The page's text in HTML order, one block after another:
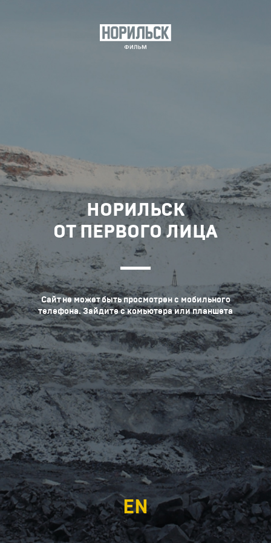
НОРИЛЬСК
ОТ ПЕРВОГО ЛИЦА
Сайт не может быть просмотрен с мобильного
телефона. Зайдите с комьютера или планшета
EN